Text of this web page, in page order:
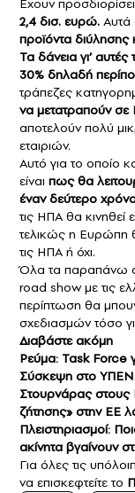
Εχουν προσδιορίσει
2,4 δισ. ευρώ.
προϊόντα διύλησης
Τα δάνεια γι’
30% δηλαδή
τράπεζες
να μετατραπούν σε
αποτελούν πολύ
εταιριών.
Αυτό για το οποίο
είναι πως θα
έναν δεύτερο
τις ΗΠΑ θα κινηθεί
τελικώς η Ευρώπη
τις ΗΠΑ ή όχι.
Όλα τα παραπάνω
road show με τις
περίπτωση θα
σχεδιασμών τόσο
Διαβάστε ακόμη
Ρεύμα: Task Force
Σύσκεψη στο
Στουρνάρας στους
ζήτησης» στην ΕΕ
Πλειστηριασμοί:
ακίνητα βγαίνουν
Για όλες τις
να επισκεφτείτε το